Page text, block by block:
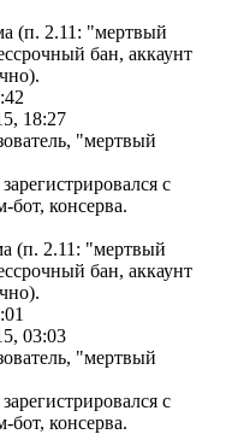
(п. 2.11: "мертвый
бан, аккаунт
18:27
"мертвый
с
бот, консерва.
(п. 2.11: "мертвый
бан, аккаунт
03:03
"мертвый
с
бот, консерва.